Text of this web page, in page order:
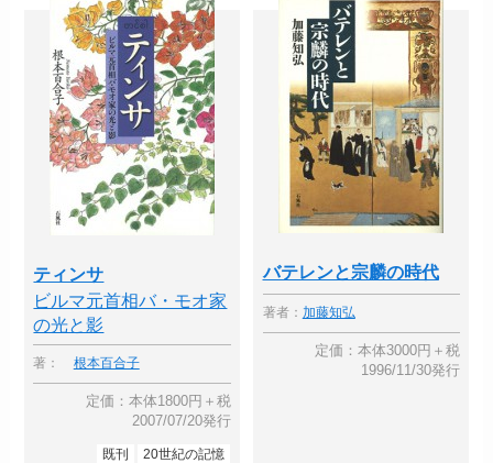
ティンサ
ビルマ元首相バ・モオ家
の光と影
著： 根本百合子
定価：本体1800円＋税
2007/07/20発行
既刊
20世紀の記憶
バテレンと宗麟の時代
著者： 加藤知弘
定価：本体3000円＋税
1996/11/30発行